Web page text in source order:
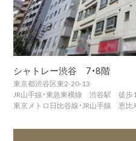
シャトレー渋谷 7・8階
東京都渋谷区東2-20-13
JR山手線・東急東横線 渋谷駅 徒歩
東京メトロ日比谷線・JR山手線 恵